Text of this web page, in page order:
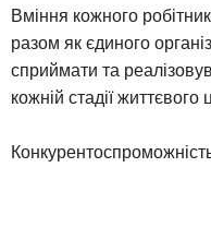
Вміння кожного
разом як єдиного
сприймати та
кожній стадії життєвого